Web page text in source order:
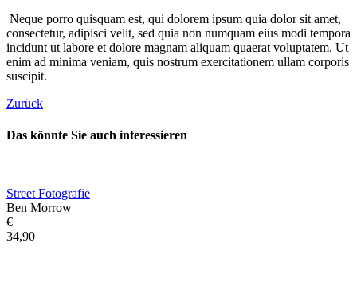
Neque porro quisquam est, qui dolorem ipsum quia dolor sit amet,
consectetur, adipisci velit, sed quia non numquam eius modi tempora
incidunt ut labore et dolore magnam aliquam quaerat voluptatem. Ut
enim ad minima veniam, quis nostrum exercitationem ullam corporis
suscipit.
Zurück
Das könnte Sie auch interessieren
Street Fotografie
Ben Morrow
€
34,90